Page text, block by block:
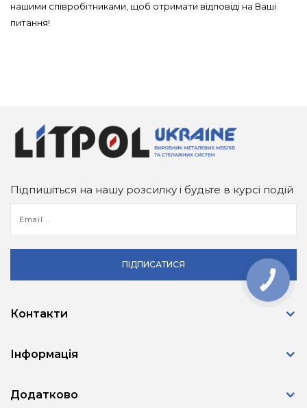
нашими співробітниками, щоб отримати відповіді на Ваші
питання!
Підпишіться на нашу розсилку і будьте в курсі подій
ПІДПИСАТИСЯ
Контакти
Інформація
Додатково
КНОПКА
ЗВ'ЯЗКУ